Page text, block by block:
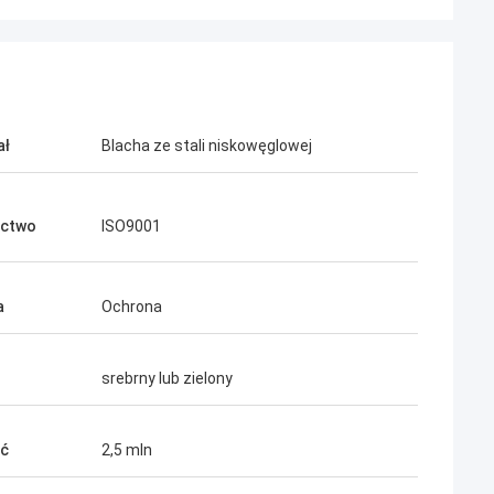
od samego
Blacha ze stali niskowęglowej
ISO9001
Ochrona
srebrny lub zielony
2,5 mln